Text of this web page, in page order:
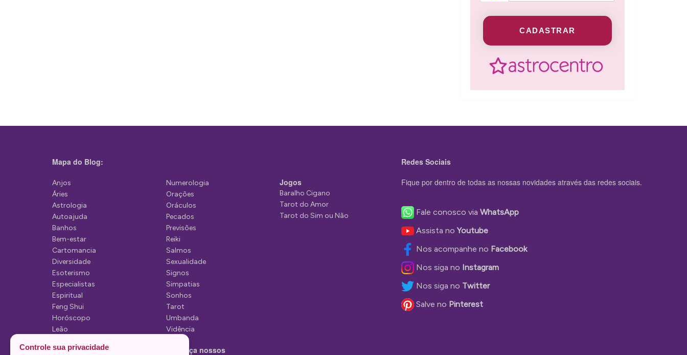
CADASTRAR
Mapa do Blog:
Anjos
Áries
Astrologia
Autoajuda
Banhos
Bem-estar
Cartomancia
Diversidade
Esoterismo
Especialistas
Espiritual
Feng Shui
Horóscopo
Leão
Mediunidade
Numerologia
Orações
Oráculos
Pecados
Previsões
Reiki
Salmos
Sexualidade
Signos
Simpatias
Sonhos
Tarot
Umbanda
Vidência
Conheça nossos
Jogos
Baralho Cigano
Tarot do Amor
Tarot do Sim ou Não
Redes Sociais
Fique por dentro de todas as nossas novidades através das redes sociais.
Fale conosco via WhatsApp
Assista noYoutube
Nos acompanhe no Facebook
Nos siga no Instagram
Nos siga no Twitter
Salve no Pinterest
Controle sua privacidade